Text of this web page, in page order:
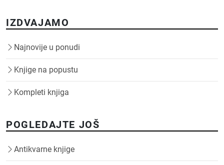
IZDVAJAMO
Najnovije u ponudi
Knjige na popustu
Kompleti knjiga
POGLEDAJTE JOŠ
Antikvarne knjige